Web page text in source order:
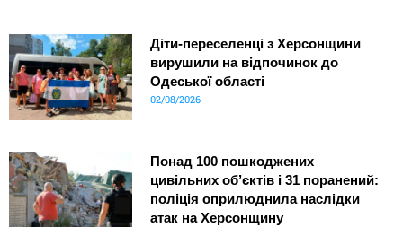
Діти-переселенці з Херсонщини
вирушили на відпочинок до
Одеської області
02/08/2026
Понад 100 пошкоджених
цивільних об’єктів і 31 поранений:
поліція оприлюднила наслідки
атак на Херсонщину